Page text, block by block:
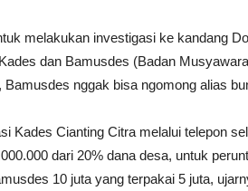
melakukan investigasi ke kandang
dan Bamusdes (Badan
nggak bisa ngomong alias
Kades Cianting Citra melalui telepon
dari 20% dana desa, untuk
10 juta yang terpakai 5 juta,